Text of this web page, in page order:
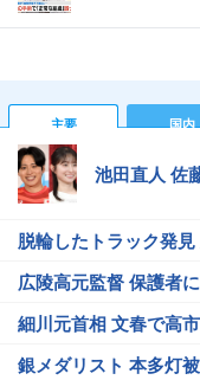
主要 国内
池田直人 佐
脱輪したトラック発
広陵高元監督 保護者
細川元首相 文春で高
銀メダリスト 本多灯